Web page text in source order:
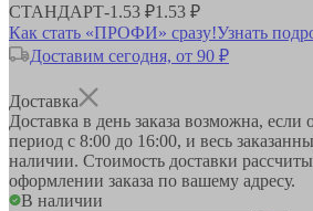
СТАНДАРТ-1.53 ₽1.53 ₽
Как стать «ПРОФИ» сразу!Узнать
Доставим сегодня, от 90 ₽
Доставка
Доставка в день заказа возможна, если
период с 8:00 до 16:00, и весь
наличии. Стоимость доставки
оформлении заказа по вашему адресу.
В наличии